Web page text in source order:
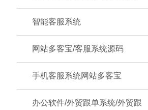
智能客服系统
网站多客宝/客服系统源码
手机客服系统网站多客宝
办公软件/外贸跟单系统/外贸跟